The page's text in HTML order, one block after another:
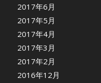
2017年6月
2017年5月
2017年4月
2017年3月
2017年2月
2016年12月